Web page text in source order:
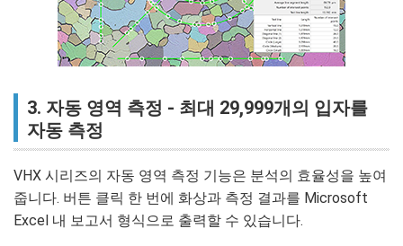
3. 자동 영역 측정 - 최대 29,999개의 입자를
자동 측정
VHX 시리즈의 자동 영역 측정 기능은 분석의 효율성을 높여
줍니다. 버튼 클릭 한 번에 화상과 측정 결과를 Microsoft
Excel 내 보고서 형식으로 출력할 수 있습니다.